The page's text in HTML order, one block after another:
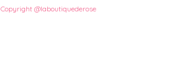
Copyright @laboutiquederose